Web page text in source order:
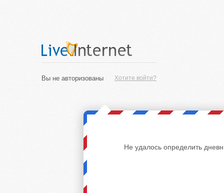
Хотите войти?
Вы не авторизованы
Не удалось определить